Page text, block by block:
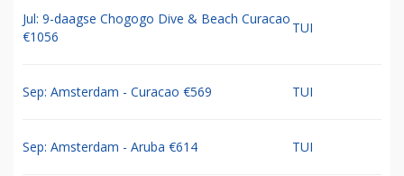
Jul: 9-daagse Chogogo Dive & Beach Curacao
€1056
TUI
Sep: Amsterdam - Curacao €569 TUI
Sep: Amsterdam - Aruba €614 TUI